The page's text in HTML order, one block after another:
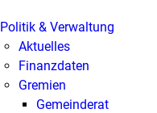
Politik & Verwaltung
Aktuelles
Finanzdaten
Gremien
Gemeinderat